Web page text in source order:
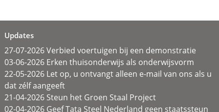
Updates
27-07-2026 Verbied voertuigen bij een demonstratie
03-06-2026 Erken thuisonderwijs als onderwijsvorm
22-05-2026 Let op, u ontvangt alleen e-mail van ons als u
dat zélf aangeeft
21-04-2026 Steun het Groen Staal Project
02-04-2026 Geef Tata Steel Nederland geen staatssteun